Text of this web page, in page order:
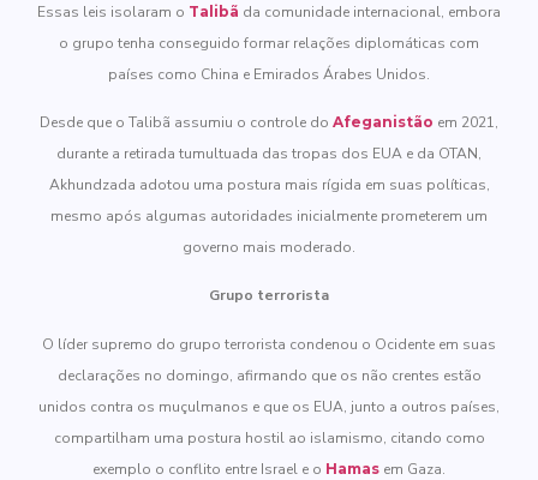
Essas leis isolaram o Talibã da comunidade internacional, embora
o grupo tenha conseguido formar relações diplomáticas com
países como China e Emirados Árabes Unidos.
Desde que o Talibã assumiu o controle do Afeganistão em 2021,
durante a retirada tumultuada das tropas dos EUA e da OTAN,
Akhundzada adotou uma postura mais rígida em suas políticas,
mesmo após algumas autoridades inicialmente prometerem um
governo mais moderado.
Grupo terrorista
O líder supremo do grupo terrorista condenou o Ocidente em suas
declarações no domingo, afirmando que os não crentes estão
unidos contra os muçulmanos e que os EUA, junto a outros países,
compartilham uma postura hostil ao islamismo, citando como
exemplo o conflito entre Israel e o Hamas em Gaza.